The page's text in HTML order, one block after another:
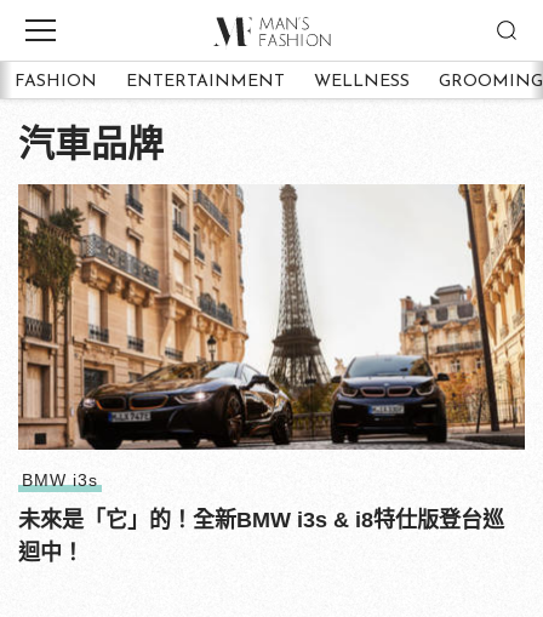
FASHION ENTERTAINMENT WELLNESS GROOMING
汽車品牌
BMW i3s
未來是「它」的！全新BMW i3s & i8特仕版登台巡
迴中！